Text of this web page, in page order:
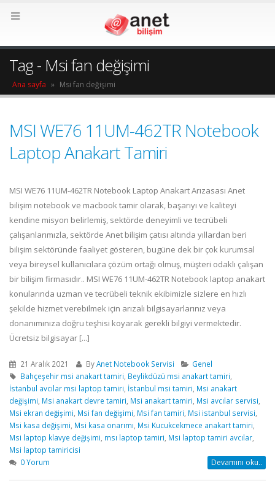
Tag - Msi fan değişimi
Ana sayfa » Msi fan değişimi
MSI WE76 11UM-462TR Notebook
Laptop Anakart Tamiri
MSI WE76 11UM-462TR Notebook Laptop Anakart Arızasası Anet
bilişim notebook ve macbook tamir olarak, başarıyı ve kaliteyi
kendine misyon belirlemiş, sektörde deneyimli ve tecrübeli
çalışanlarımızla, sektörde Anet bilişim çatısı altında yıllardan beri
bilişim sektöründe faaliyet gösteren, bugüne dek bir çok kurumsal
veya bireysel kullanıcılara çözüm ortağı olmuş, müşteri odaklı çalışan
bir bilişim firmasıdır.. MSI WE76 11UM-462TR Notebook laptop anakart
konularında uzman ve tecrübeli teknik ekibimizle sizlere en hızlı
şekilde hizmet verebilmek için arızalı bilgisayarlarınız veya
donanımınıza doğru teşhisi koyarak gerekli bilgiyi vermektedir.
Ücretsiz bilgisayar [...]
21 Aralık 2021 ByAnet Notebook Servisi
Genel
Bahçeşehir msi anakart tamiri Beylikdüzü msi anakart tamiri
İstanbul avcılar msi laptop tamiri İstanbul msi tamiri Msi anakart
değişimi Msi anakart devre tamiri Msi anakart tamiri Msi avcılar servisi
Msi ekran değişimi Msi fan değişimi Msi fan tamiri Msi istanbul servisi
Msi kasa değişimi Msi kasa onarımı Msi Kucukcekmece anakart tamiri
Msi laptop klavye değişimi msı laptop tamiri Msi laptop tamiri avcılar
Msi laptop tamiricisi
0 Yorum
Devamını oku..